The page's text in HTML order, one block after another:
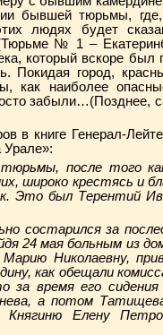
бывшей тюрьмы,
людях будет
№ 1 –
который вскоре
Покидая город,
как наиболее
забыли…(Позднее,
в книге Генерал-
тюрьмы, после того
широко крестясь и
Это был Терентий
состарился за
24 мая больным из
Николаевну,
как обещали
за время его
а потом Татищева
Елену